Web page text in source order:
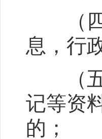
（四
息，行
（五
记等资
的；